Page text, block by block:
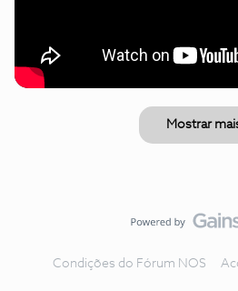
Mostrar
Condições do Fórum NOS